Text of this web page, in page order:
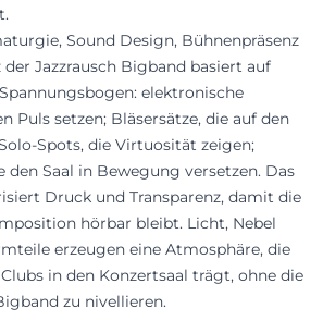
Sound Design, Bühnenpräsenz
der Jazzrausch Bigband basiert auf
elektronische
Puls setzen; Bläsersätze, die auf den
Spots, die Virtuosität zeigen;
den Saal in Bewegung versetzen. Das
Druck und Transparenz, damit die
hörbar bleibt. Licht, Nebel
erzeugen eine Atmosphäre, die
in den Konzertsaal trägt, ohne die
zu nivellieren.